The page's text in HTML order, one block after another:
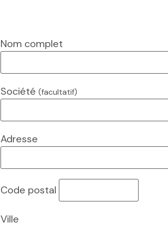
Nom complet
Société (facultatif)
Adresse
Code postal
Ville